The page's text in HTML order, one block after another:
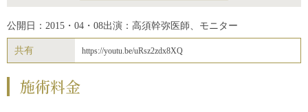
公開日：2015・04・08出演：高須幹弥医師、モニター
共有 https://youtu.be/uRsz2zdx8XQ
施術料金